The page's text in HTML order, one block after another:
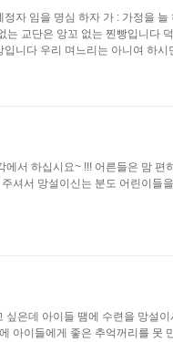
자 임을 명심 하자 가 : 가정을
교단은 앙꼬 없는 찐빵입니다
니다 우리 며느리는 아니여 하
서 하십시요~ !!! 어른들은 맘
셔서 망설이신는 분도 어린이
은데 아이들 땜에 수련을 망설
아이들에게 좋은 추억꺼리를 못